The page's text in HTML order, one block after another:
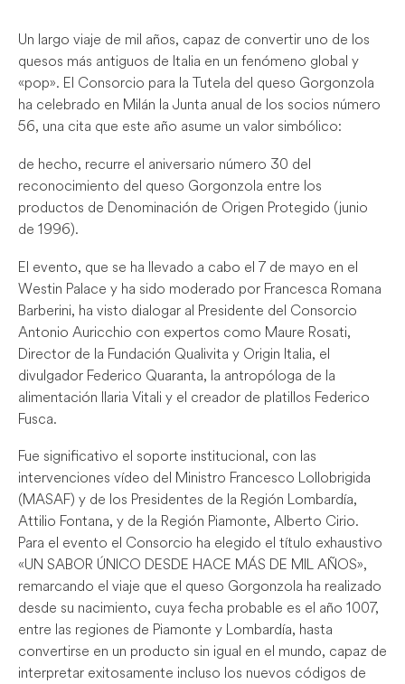
Un largo viaje de mil años, capaz de convertir uno de los
quesos más antiguos de Italia en un fenómeno global y
«pop». El Consorcio para la Tutela del queso Gorgonzola
ha celebrado en Milán la Junta anual de los socios número
56, una cita que este año asume un valor simbólico:
de hecho, recurre el aniversario número 30 del
reconocimiento del queso Gorgonzola entre los
productos de Denominación de Origen Protegido (junio
de 1996).
El evento, que se ha llevado a cabo el 7 de mayo en el
Westin Palace y ha sido moderado por Francesca Romana
Barberini, ha visto dialogar al Presidente del Consorcio
Antonio Auricchio con expertos como Maure Rosati,
Director de la Fundación Qualivita y Origin Italia, el
divulgador Federico Quaranta, la antropóloga de la
alimentación Ilaria Vitali y el creador de platillos Federico
Fusca.
Fue significativo el soporte institucional, con las
intervenciones vídeo del Ministro Francesco Lollobrigida
(MASAF) y de los Presidentes de la Región Lombardía,
Attilio Fontana, y de la Región Piamonte, Alberto Cirio.
Para el evento el Consorcio ha elegido el título exhaustivo
«UN SABOR ÚNICO DESDE HACE MÁS DE MIL AÑOS»,
remarcando el viaje que el queso Gorgonzola ha realizado
desde su nacimiento, cuya fecha probable es el año 1007,
entre las regiones de Piamonte y Lombardía, hasta
convertirse en un producto sin igual en el mundo, capaz de
interpretar exitosamente incluso los nuevos códigos de